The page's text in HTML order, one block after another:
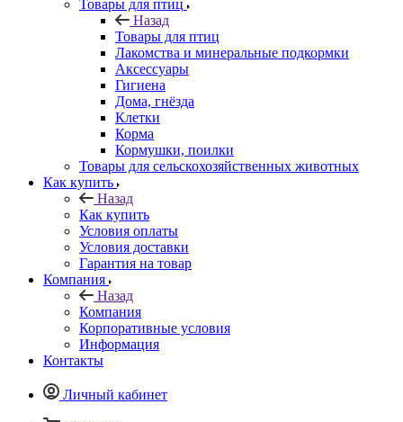
Товары для птиц
Назад
Товары для птиц
Лакомства и минеральные подкормки
Аксессуары
Гигиена
Дома, гнёзда
Клетки
Корма
Кормушки, поилки
Товары для сельскохозяйственных животных
Как купить
Назад
Как купить
Условия оплаты
Условия доставки
Гарантия на товар
Компания
Назад
Компания
Корпоративные условия
Информация
Контакты
Личный кабинет